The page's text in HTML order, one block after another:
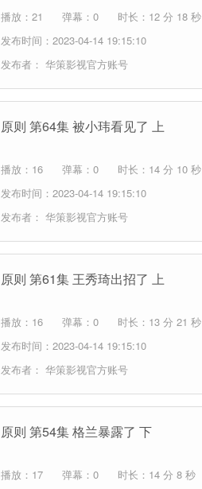
播放：21 弹幕：0
时长：12 分 18 秒
发布时间：2023-04-14 19:15:10
发布者： 华策影视官方账号
原则 第64集 被小玮看见了 上
播放：16 弹幕：0
时长：14 分 10 秒
发布时间：2023-04-14 19:15:10
发布者： 华策影视官方账号
原则 第61集 王秀琦出招了 上
播放：16 弹幕：0
时长：13 分 21 秒
发布时间：2023-04-14 19:15:10
发布者： 华策影视官方账号
原则 第54集 格兰暴露了 下
播放：17 弹幕：0
时长：14 分 8 秒